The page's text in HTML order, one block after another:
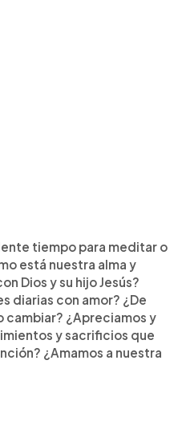
tiempo para meditar o
está nuestra alma y
Dios y su hijo Jesús?
diarias con amor? ¿De
¿Apreciamos y
y sacrificios que
¿Amamos a nuestra